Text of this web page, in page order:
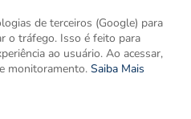
Contato Mídia Kit
de terceiros (Google) para
o tráfego. Isso é feito para
ao usuário. Ao acessar,
monitoramento. Saiba Mais